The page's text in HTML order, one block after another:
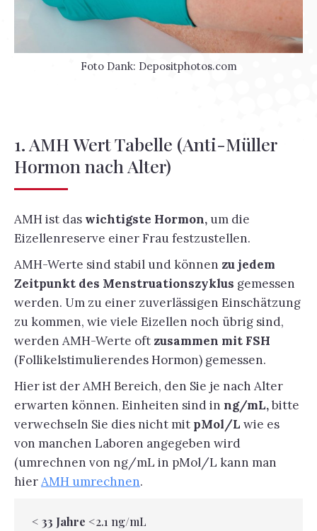
Foto Dank: Depositphotos.com
1. AMH Wert Tabelle (Anti-Müller
Hormon nach Alter)
AMH ist das wichtigste Hormon, um die
Eizellenreserve einer Frau festzustellen.
AMH-Werte sind stabil und können zu jedem
Zeitpunkt des Menstruationszyklus gemessen
werden. Um zu einer zuverlässigen Einschätzung
zu kommen, wie viele Eizellen noch übrig sind,
werden AMH-Werte oft zusammen mit FSH
(Follikelstimulierendes Hormon) gemessen.
Hier ist der AMH Bereich, den Sie je nach Alter
erwarten können. Einheiten sind in ng/mL,bitte
verwechseln Sie dies nicht mit pMol/L wie es
von manchen Laboren angegeben wird
(umrechnen von ng/mL in pMol/L kann man
hierAMH umrechnen.
< 33 Jahre <2.1 ng/mL